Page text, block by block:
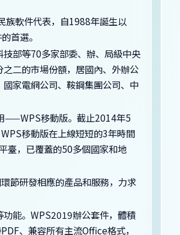
族軟件代表，自1988年誕生以
首選。
部等70多家部委、辦、局級中央
二的市場份額，居國內、外辦公
家電網公司、鞍鋼集團公司、中
——WPS移動版。截止2014年5
移動版在上線短短的3年時間
臺，已覆蓋的50多個國家和地
節研發相應的產品和服務，力求
能。WPS2019辦公套件，體積
、兼容所有主流Office格式，